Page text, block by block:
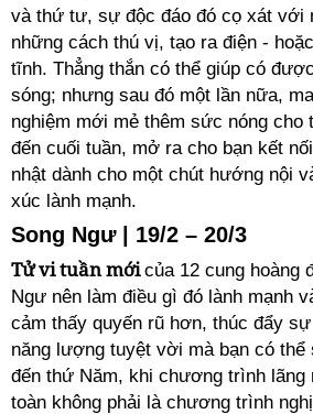
và thứ tư, sự độc đáo đó cọ xát với
những cách thú vị, tạo ra điện -
tĩnh. Thẳng thắn có thể giúp có
sóng; nhưng sau đó một lần nữa,
nghiệm mới mẻ thêm sức nóng cho
đến cuối tuần, mở ra cho bạn kết
nhật dành cho một chút hướng nội
xúc lành mạnh.
Song Ngư | 19/2 – 20/3
Tử vi tuần mớicủa 12 cung hoàng
Ngư nên làm điều gì đó lành mạnh
cảm thấy quyến rũ hơn, thúc đẩy
năng lượng tuyệt vời mà bạn có
đến thứ Năm, khi chương trình lãng
toàn không phải là chương trình